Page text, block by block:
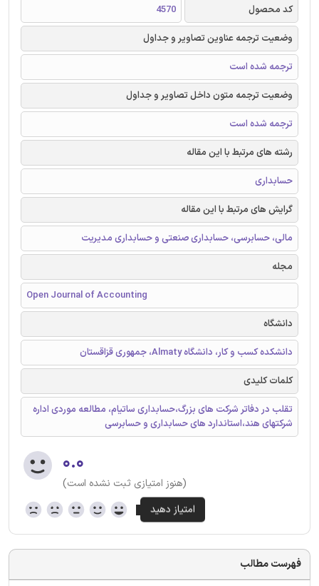
کد محصول
4570
وضعیت ترجمه عناوین تصاویر و جداول
ترجمه شده است
وضعیت ترجمه متون داخل تصاویر و جداول
ترجمه شده است
رشته های مرتبط با این مقاله
حسابداری
گرایش های مرتبط با این مقاله
مالی، حسابرسی، حسابداری صنعتی و حسابداری مدیریت
مجله
Open Journal of Accounting
دانشگاه
دانشکده کسب و کار، دانشگاه Almaty، جمهوری قزاقستان
کلمات کلیدی
تقلب در دفاتر شرکت های بزرگ،حسابداری ساتیام، مطالعه موردی اداره
شرکتهای هند،استاندارد های حسابداری و حسابرسی
۰.۰
(هنوز امتیازی ثبت نشده است)
فهرست مطالب